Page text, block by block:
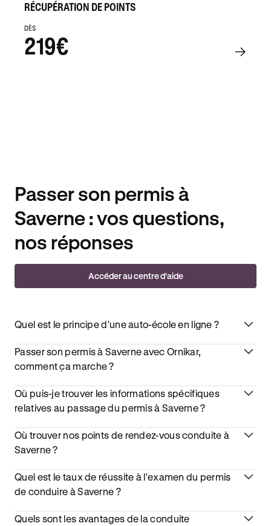
RÉCUPÉRATION DE POINTS
DÈS
219€
Passer son permis à
Saverne : vos questions,
nos réponses
Accéder au centre d’aide
Quel est le principe d'une auto-école en ligne ?
Passer son permis à Saverne avec Ornikar,
comment ça marche ?
Où puis-je trouver les informations spécifiques
relatives au passage du permis à Saverne ?
Où trouver nos points de rendez-vous conduite à
Saverne ?
Quel est le taux de réussite à l'examen du permis
de conduire à Saverne ?
Quels sont les avantages de la conduite